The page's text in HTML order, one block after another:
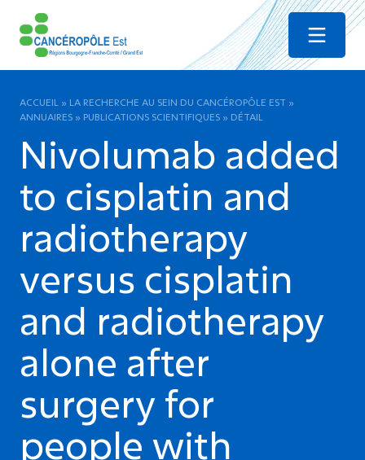
Menu
ACCUEIL » LA RECHERCHE AU SEIN DU CANCÉROPÔLE EST »
ANNUAIRES » PUBLICATIONS SCIENTIFIQUES » DÉTAIL
Nivolumab added
to cisplatin and
radiotherapy
versus cisplatin
and radiotherapy
alone after
surgery for
people with